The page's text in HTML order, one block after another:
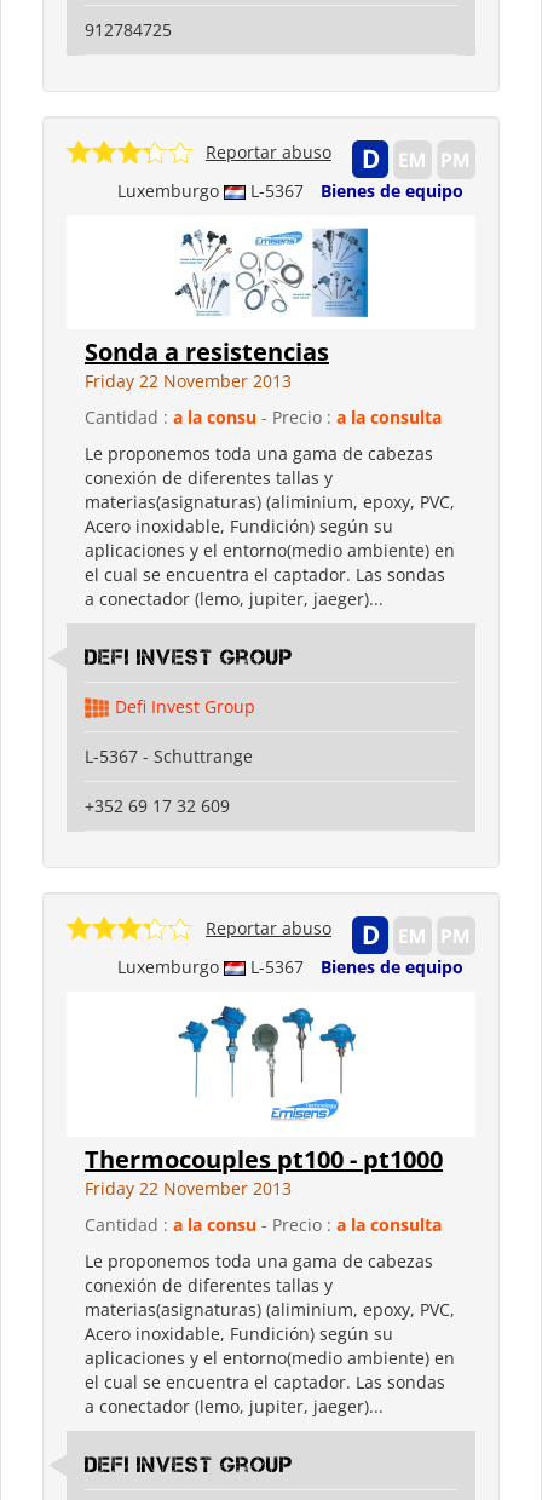
912784725
Luxemburgo L-5367 Bienes de equipo
Reportar abuso
Sonda a resistencias
Friday 22 November 2013
Cantidad : a la consu - Precio : a la consulta
Le proponemos toda una gama de cabezas
conexión de diferentes tallas y
materias(asignaturas) (aliminium, epoxy, PVC,
Acero inoxidable, Fundición) según su
aplicaciones y el entorno(medio ambiente) en
el cual se encuentra el captador. Las sondas
a conectador (lemo, jupiter, jaeger)...
Defi Invest Group
Defi Invest Group
L-5367 - Schuttrange
+352 69 17 32 609
Luxemburgo L-5367 Bienes de equipo
Reportar abuso
Thermocouples pt100 - pt1000
Friday 22 November 2013
Cantidad : a la consu - Precio : a la consulta
Le proponemos toda una gama de cabezas
conexión de diferentes tallas y
materias(asignaturas) (aliminium, epoxy, PVC,
Acero inoxidable, Fundición) según su
aplicaciones y el entorno(medio ambiente) en
el cual se encuentra el captador. Las sondas
a conectador (lemo, jupiter, jaeger)...
Defi Invest Group